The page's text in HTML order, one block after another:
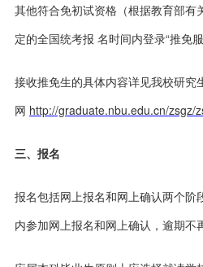
其他符合免初试资格（根据教育部有
定的全国统考报 名时间内登录“推免服
接收推免生的具体内容详见我校研究
网 http://graduate.nbu.edu.cn/zsgz/
三、报名
报名包括网上报名和网上确认两个阶
内参加网上报名和网上确认，逾期不